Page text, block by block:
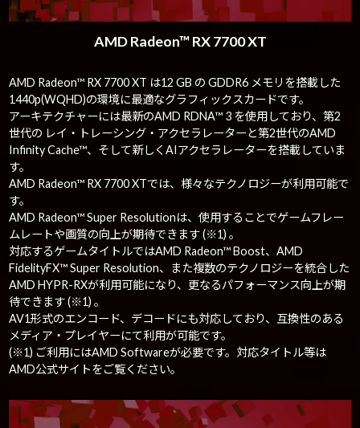
AMD Radeon™ RX 7700 XT
AMD Radeon™ RX 7700 XT は12 GB の GDDR6 メモリを搭載した
1440p(WQHD)の環境に最適なグラフィックスカードです。
アーキテクチャーには最新のAMD RDNA™ 3 を使用しており、第2
世代の レイ・トレーシング・アクセラレーターと第2世代のAMD
Infinity Cache™、そして新しくAIアクセラレーターを搭載していま
す。
AMD Radeon™ RX 7700 XTでは、様々なテクノロジーが利用可能で
す。
AMD Radeon™ Super Resolutionは、使用することでゲームフレー
ムレートや画質の向上が期待できます (※1) 。
対応するゲームタイトルではAMD Radeon™ Boost、AMD
FidelityFX™ Super Resolution、また複数のテクノロジーを統合した
AMD HYPR-RXが利用可能になり、更なるパフォーマンス向上が期
待できます (※1) 。
AV1形式のエンコード、デコードにも対応しており、互換性のある
メディア・プレイヤーにて利用が可能です。
(※1) ご利用にはAMD Softwareが必要です。対応タイトル等は
AMD公式サイトをご覧ください。